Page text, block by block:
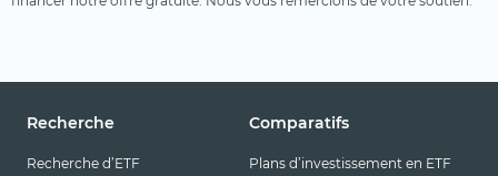
Recherche
Recherche d’ETF
Comparatifs
Plans d’investissement en ETF